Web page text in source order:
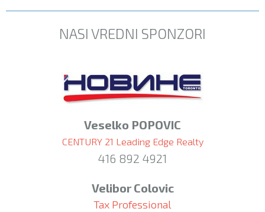
NASI VREDNI SPONZORI
Veselko POPOVIC
CENTURY 21 Leading Edge Realty
416 892 4921
Velibor Colovic
Tax Professional